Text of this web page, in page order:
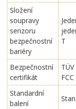
Složení
soupravy
senzoru
bezpečnostní
bariéry
T
Bezpečnostní
certifikát
FCC
Standardní
balení